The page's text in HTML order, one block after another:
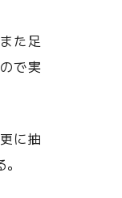
た足
で実
に抽